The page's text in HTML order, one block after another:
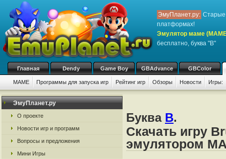
ЭмуПланет.ру: Старые
платформах!
Эмулятор маме
бесплатно, буква "B"
Главная Dendy Game Boy GBAdvance GBColor
MAME Программы для запуска игр Рейтинг игр Обзоры Новости Игры:
ЭмуПланет.ру
О проекте
Новости игр и программ
Вопросы и предложения
Мини Игры
Буква B.
Скачать игру
эмулятором